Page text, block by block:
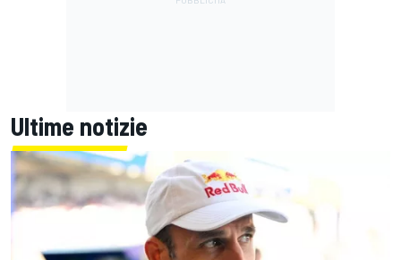
Ultime notizie